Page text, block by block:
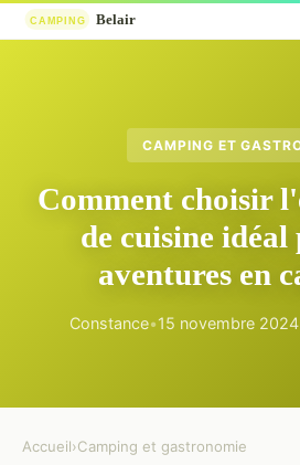
CAMPING ET
Comment choisir
de cuisine idéal
aventures en
Constance•15 novembre 2024
Accueil›Camping et gastronomie